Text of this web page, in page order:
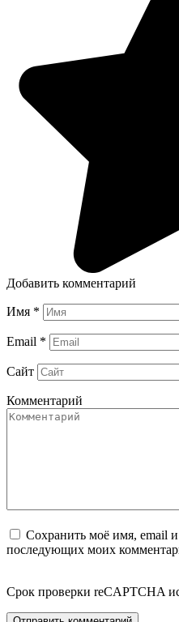
Добавить комментарий
Имя *
Email *
Сайт
Комментарий
Сохранить моё имя, email и
последующих моих
Срок проверки reCAPTCHA